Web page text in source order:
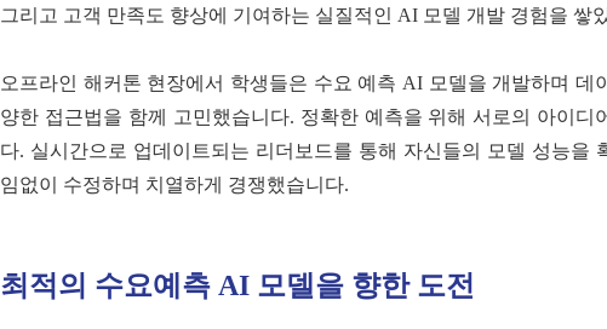
그리고 고객 만족도 향상에 기여하는 실질적인 AI 모델 개발 경험을 쌓
오프라인 해커톤 현장에서 학생들은 수요 예측 AI 모델을 개발하며
양한 접근법을 함께 고민했습니다. 정확한 예측을 위해 서로의 아이디
다. 실시간으로 업데이트되는 리더보드를 통해 자신들의 모델 성능을
임없이 수정하며 치열하게 경쟁했습니다.
최적의 수요예측 AI 모델을 향한 도전